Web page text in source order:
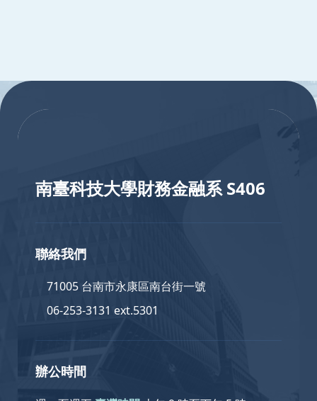
:::
南臺科技大學財務金融系 S406
聯絡我們
71005 台南市永康區南台街一號
06-253-3131 ext.5301
辦公時間